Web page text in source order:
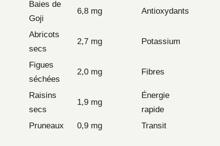
Baies de
Goji
6,8 mg Antioxydants
Abricots
secs
2,7 mg Potassium
Figues
séchées
2,0 mg Fibres
Raisins
secs
1,9 mg
Énergie
rapide
Pruneaux
0,9 mg Transit